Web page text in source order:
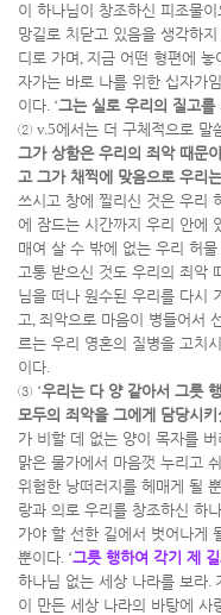
이 하나님이 창조하신 피조물이
망길로 치닫고 있음을 생각하
디로 가며 , 지금 어떤 형편에 놓
자가는 바로 나를 위한 십자가
이다. ‘그는 실로 우리의 질고
② v.5에서는 더 구체적으로 말
그가 상함은 우리의 죄악 때문
고 그가 채찍에 맞음으로 우리
쓰시고 창에 찔리신 것은 우리
에 잠드는 시간까지 우리 안에
매여 살 수 밖에 없는 우리 허
고통 받으신 것도 우리의 죄악
님을 떠나 원수된 우리를 다시
고, 죄악으로 마음이 병들어서
르는 우리 영혼의 질병을 고치
이다.
③ ‘우리는 다 양 같아서 그릇
모두의 죄악을 그에게 담당시키
가 비할 데 없는 양이 목자를
맑은 물가에서 마음껏 누리고
위험한 낭떠러지를 헤매게 될
랑과 의로 우리를 창조하신 하
가야 할 선한 길에서 벗어나게
뿐이다. ‘그릇 행하여 각기 제
하나님 없는 세상 나라를 보라.
이 만든 세상 나라의 바탕에 사